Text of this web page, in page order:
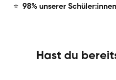
⭐ 98% unserer Schüler:innen
Hast du